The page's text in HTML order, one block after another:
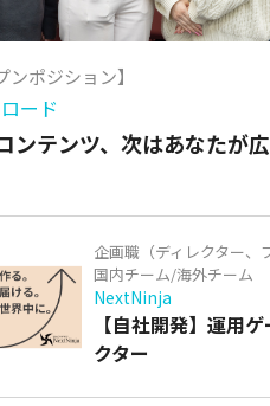
ポジション】
ード
ンテンツ、次はあなたが
企画職（ディレクター、
国内チーム/海外チーム
NextNinja
【自社開発】運用
クター